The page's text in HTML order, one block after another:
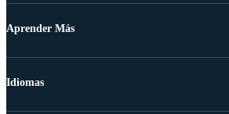
Aprender Más
Idiomas